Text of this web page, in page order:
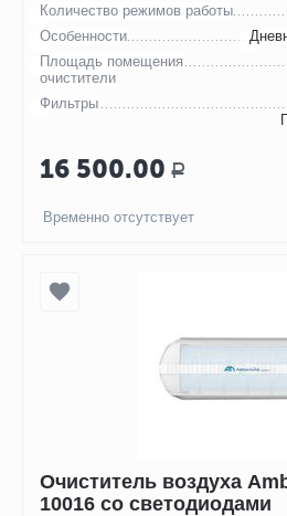
Количество режимов работы
Особенности
Площадь помещения
очистители
Фильтры
16 500.00 Р
Временно отсутствует
Очиститель воздуха
10016 со светодиодами